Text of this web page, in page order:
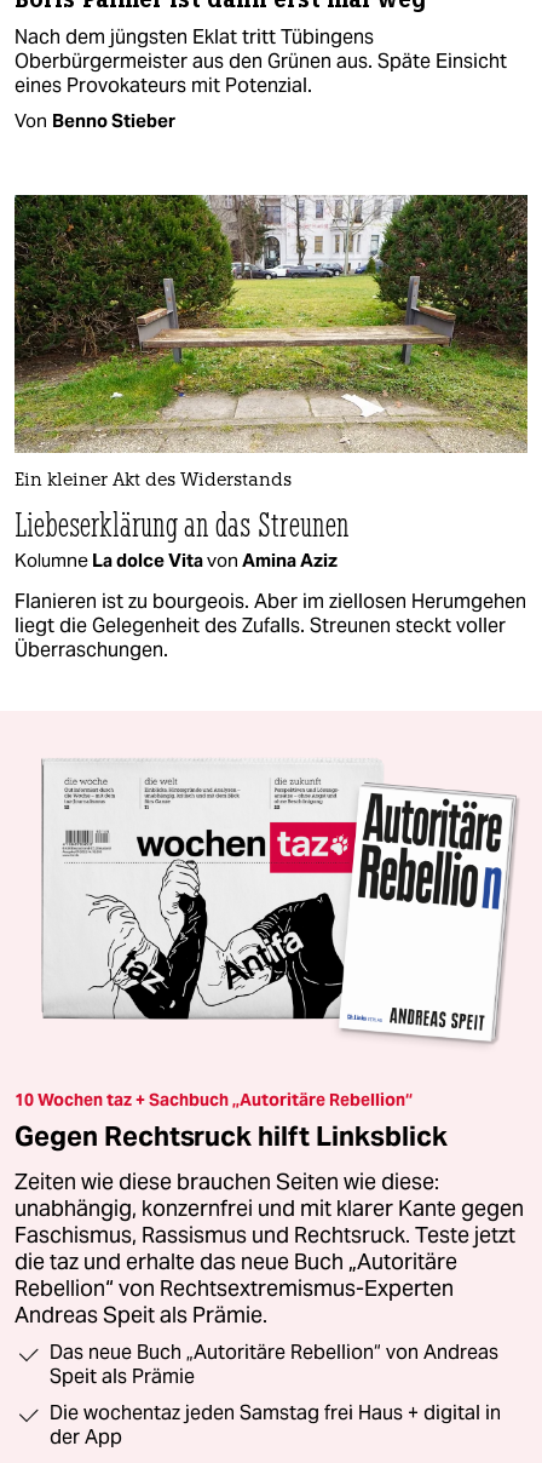
Nach dem jüngsten Eklat tritt Tübingens
Oberbürgermeister aus den Grünen aus. Späte Einsicht
eines Provokateurs mit Potenzial.
Von Benno Stieber
Ein kleiner Akt des Widerstands
Liebeserklärung an das Streunen
Kolumne La dolce Vitavon Amina Aziz
Flanieren ist zu bourgeois. Aber im ziellosen Herumgehen
liegt die Gelegenheit des Zufalls. Streunen steckt voller
Überraschungen.
10 Wochen taz + Sachbuch „Autoritäre Rebellion“
Gegen Rechtsruck hilft Linksblick
Zeiten wie diese brauchen Seiten wie diese:
unabhängig, konzernfrei und mit klarer Kante gegen
Faschismus, Rassismus und Rechtsruck. Teste jetzt
die taz und erhalte das neue Buch „Autoritäre
Rebellion“ von Rechtsextremismus-Experten
Andreas Speit als Prämie.
Das neue Buch „Autoritäre Rebellion“ von Andreas
Speit als Prämie
Die wochentaz jeden Samstag frei Haus + digital in
der App